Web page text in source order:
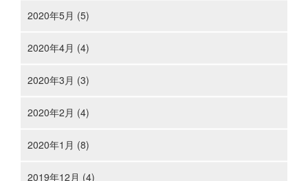
2020年5月 (5)
2020年4月 (4)
2020年3月 (3)
2020年2月 (4)
2020年1月 (8)
2019年12月 (4)